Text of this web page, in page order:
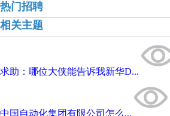
热门招聘
相关主题
求助：哪位大侠能告诉我新华D...
中国自动化集团有限公司怎么...